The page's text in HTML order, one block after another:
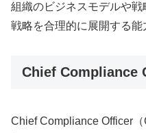
組織のビジネスモデルや
戦略を合理的に展開する能
Chief Compliance
Chief Compliance Officer